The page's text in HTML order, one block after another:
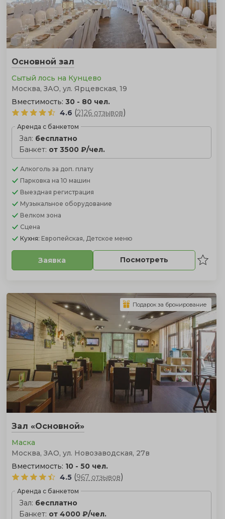
Основной зал
Сытый лось на Кунцево
Москва, ЗАО, ул. Ярцевская, 19
Вместимость: 30 - 80 чел.
4.6 (2126 отзывов)
Аренда с банкетом
Зал: бесплатно
Банкет: от 3500 ₽/чел.
Алкоголь за доп. плату
Парковка на 10 машин
Выездная регистрация
Музыкальное оборудование
Велком зона
Сцена
Кухня: Европейская, Детское меню
Заявка Посмотреть
Зал «Основной»
Маска
Москва, ЗАО, ул. Новозаводская, 27в
Вместимость: 10 - 50 чел.
4.5 (967 отзывов)
Аренда с банкетом
Зал: бесплатно
Банкет: от 4000 ₽/чел.
Подарок за бронирование